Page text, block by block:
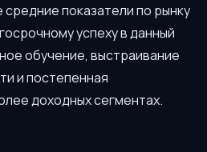
показатели по рынку
успеху в данный
обучение, выстраивание
и постепенная
доходных сегментах.